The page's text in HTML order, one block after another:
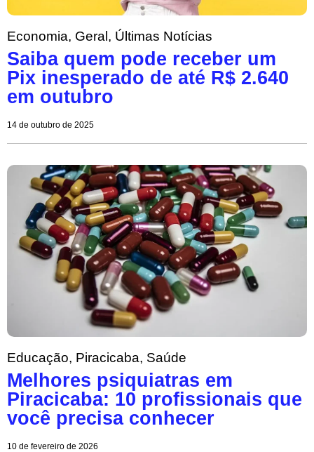
Economia, Geral , Últimas Notícias
Saiba quem pode receber um
Pix inesperado de até R$ 2.640
em outubro
14 de outubro de 2025
Educação, Piracicaba, Saúde
Melhores psiquiatras em
Piracicaba: 10 profissionais que
você precisa conhecer
10 de fevereiro de 2026